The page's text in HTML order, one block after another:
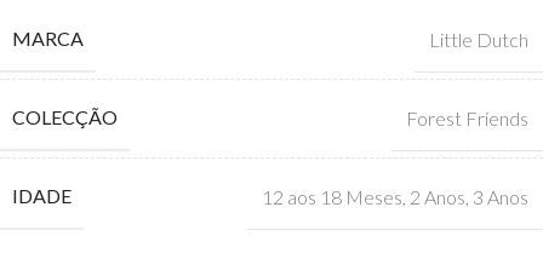
MARCA Little Dutch
COLECÇÃO Forest Friends
IDADE 12 aos 18 Meses 2 Anos 3 Anos